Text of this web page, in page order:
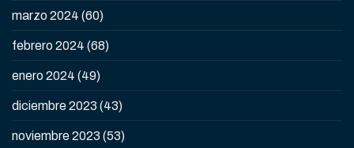
marzo 2024 (60)
febrero 2024 (68)
enero 2024 (49)
diciembre 2023 (43)
noviembre 2023 (53)